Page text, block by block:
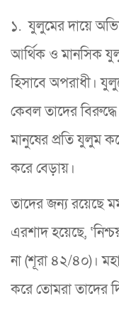
১. যুলুমের দায়ে
আর্থিক ও মানসিক
হিসাবে অপরাধী।
কেবল তাদের বিরুদ্ধে
মানুষের প্রতি যুলুম
করে বেড়ায়।
তাদের জন্য রয়েছে
এরশাদ হয়েছে,
না (শূরা ৪২/৪০)।
করে তোমরা তাদের